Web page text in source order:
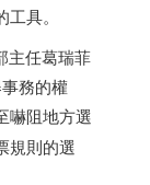
具。
主任葛瑞菲
務的權
嚇阻地方選
規則的選